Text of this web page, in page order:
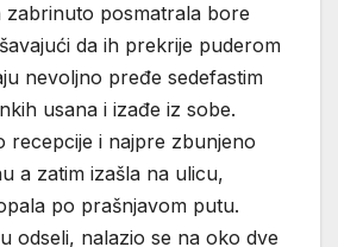
zabrinuto posmatrala bore
da ih prekrije puderom
nevoljno pređe sedefastim
usana i izađe iz sobe.
recepcije i najpre zbunjeno
a zatim izašla na ulicu,
po prašnjavom putu.
odseli, nalazio se na oko dve